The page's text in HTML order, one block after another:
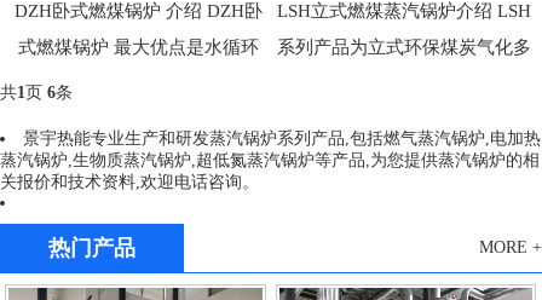
DZH卧式燃煤锅炉 介绍 DZH卧
式燃煤锅炉 最大优点是水循环
回路设计合理。采用...
LSH立式燃煤蒸汽锅炉介绍 LSH
系列产品为立式环保煤炭气化多
共1页 6条
景宇热能专业生产和研发蒸汽锅炉系列产品,包括燃气蒸汽锅炉,电加热
蒸汽锅炉,生物质蒸汽锅炉,超低氮蒸汽锅炉等产品,为您提供蒸汽锅炉的相
关报价和技术资料,欢迎电话咨询。
热门产品 MORE +